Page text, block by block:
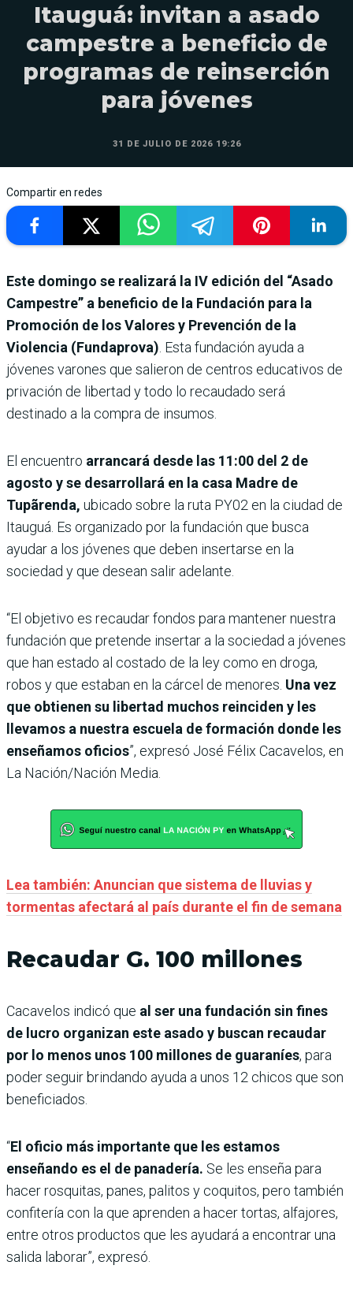
Itauguá: invitan a asado
campestre a beneficio de
programas de reinserción
para jóvenes
31 DE JULIO DE 2026 19:26
Compartir en redes
Este domingo se realizará la IV edición del “Asado
Campestre” a beneficio de la Fundación para la
Promoción de los Valores y Prevención de la
Violencia (Fundaprova) . Esta fundación ayuda a
jóvenes varones que salieron de centros educativos de
privación de libertad y todo lo recaudado será
destinado a la compra de insumos.
El encuentro arrancará desde las 11:00 del 2 de
agosto y se desarrollará en la casa Madre de
Tupãrenda, ubicado sobre la ruta PY02 en la ciudad de
Itauguá. Es organizado por la fundación que busca
ayudar a los jóvenes que deben insertarse en la
sociedad y que desean salir adelante.
“El objetivo es recaudar fondos para mantener nuestra
fundación que pretende insertar a la sociedad a jóvenes
que han estado al costado de la ley como en droga,
robos y que estaban en la cárcel de menores. Una vez
que obtienen su libertad muchos reinciden y les
llevamos a nuestra escuela de formación donde les
enseñamos oficios”, expresó José Félix Cacavelos, en
La Nación/Nación Media.
Lea también: Anuncian que sistema de lluvias y
tormentas afectará al país durante el fin de semana
Recaudar G. 100 millones
Cacavelos indicó que al ser una fundación sin fines
de lucro organizan este asado y buscan recaudar
por lo menos unos 100 millones de guaraníes, para
poder seguir brindando ayuda a unos 12 chicos que son
beneficiados.
“El oficio más importante que les estamos
enseñando es el de panadería. Se les enseña para
hacer rosquitas, panes, palitos y coquitos, pero también
confitería con la que aprenden a hacer tortas, alfajores,
entre otros productos que les ayudará a encontrar una
salida laborar”, expresó.